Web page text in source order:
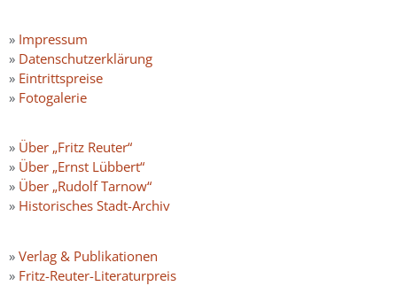
» Impressum
» Datenschutzerklärung
» Eintrittspreise
» Fotogalerie
» Über „Fritz Reuter“
» Über „Ernst Lübbert“
» Über „Rudolf Tarnow“
» Historisches Stadt-Archiv
» Verlag & Publikationen
» Fritz-Reuter-Literaturpreis